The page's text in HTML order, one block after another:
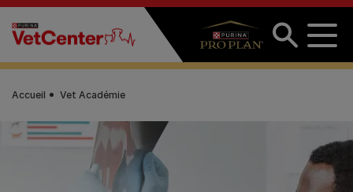
Aller au contenu principal
Accueil Vet Académie